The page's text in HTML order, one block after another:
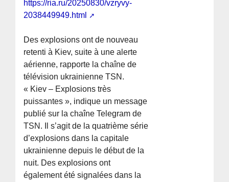
https://ria.ru/20250830/vzryvy-
2038449949.html
Des explosions ont de nouveau
retenti à Kiev, suite à une alerte
aérienne, rapporte la chaîne de
télévision ukrainienne TSN.
« Kiev – Explosions très
puissantes », indique un message
publié sur la chaîne Telegram de
TSN. Il s’agit de la quatrième série
d’explosions dans la capitale
ukrainienne depuis le début de la
nuit. Des explosions ont
également été signalées dans la